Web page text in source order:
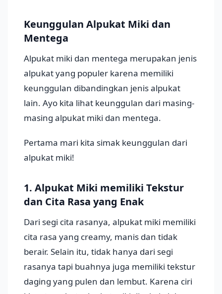
Keunggulan Alpukat Miki dan
Mentega
Alpukat miki dan mentega merupakan jenis
alpukat yang populer karena memiliki
keunggulan dibandingkan jenis alpukat
lain. Ayo kita lihat keunggulan dari masing-
masing alpukat miki dan mentega.
Pertama mari kita simak keunggulan dari
alpukat miki!
1. Alpukat Miki memiliki Tekstur
dan Cita Rasa yang Enak
Dari segi cita rasanya, alpukat miki memiliki
cita rasa yang creamy, manis dan tidak
berair. Selain itu, tidak hanya dari segi
rasanya tapi buahnya juga memiliki tekstur
daging yang pulen dan lembut. Karena ciri